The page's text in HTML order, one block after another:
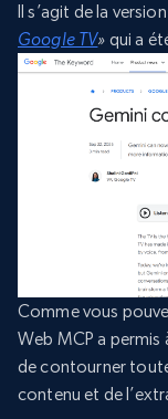
Il s’agit de la
Google TV» qui a
Comme vous
Web MCP a permis
de contourner
contenu et de